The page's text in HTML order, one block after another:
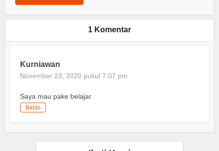
1 Komentar
Kurniawan
November 23, 2020 pukul 7:07 pm
Saya mau pake belajar
Balas